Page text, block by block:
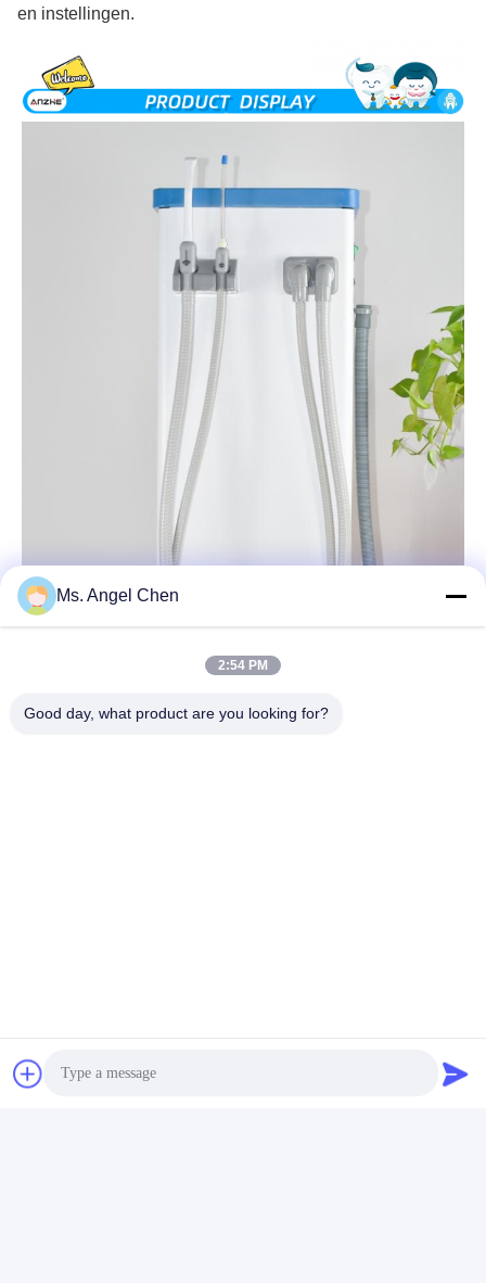
en instellingen.
Ms. Angel Chen
2:54 PM
Good day, what product are you looking for?